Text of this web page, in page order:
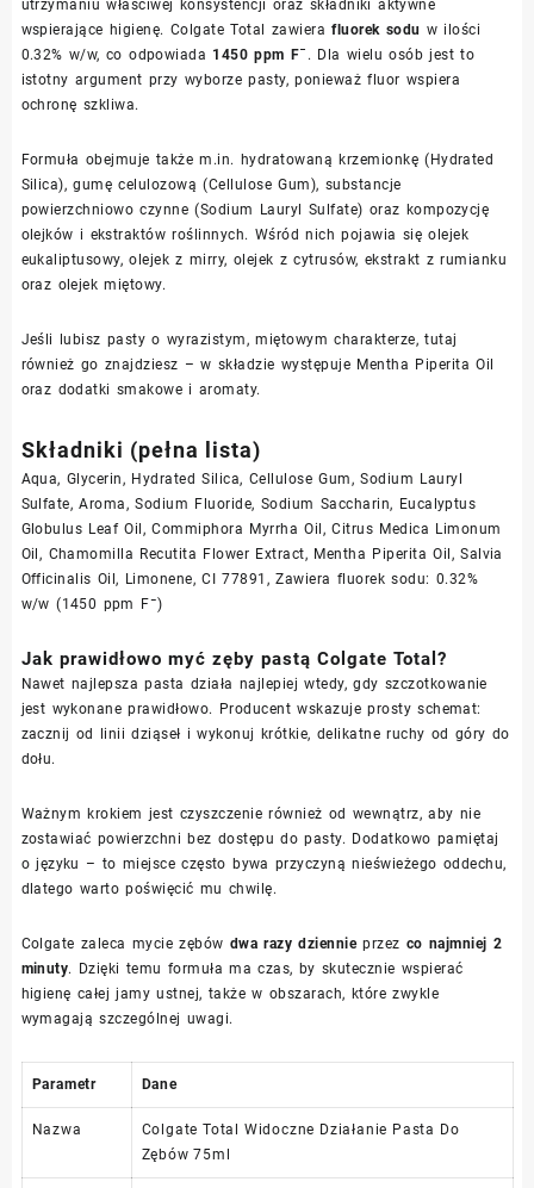
utrzymaniu właściwej konsystencji oraz składniki aktywne
wspierające higienę. Colgate Total zawierafluorek sodu w ilości
0.32% w/w, co odpowiada 1450 ppm F¯ . Dla wielu osób jest to
istotny argument przy wyborze pasty, ponieważ fluor wspiera
ochronę szkliwa.
Formuła obejmuje także m.in. hydratowaną krzemionkę (Hydrated
Silica), gumę celulozową (Cellulose Gum), substancje
powierzchniowo czynne (Sodium Lauryl Sulfate) oraz kompozycję
olejków i ekstraktów roślinnych. Wśród nich pojawia się olejek
eukaliptusowy, olejek z mirry, olejek z cytrusów, ekstrakt z rumianku
oraz olejek miętowy.
Jeśli lubisz pasty o wyrazistym, miętowym charakterze, tutaj
również go znajdziesz – w składzie występuje Mentha Piperita Oil
oraz dodatki smakowe i aromaty.
Składniki (pełna lista)
Aqua, Glycerin, Hydrated Silica, Cellulose Gum, Sodium Lauryl
Sulfate, Aroma, Sodium Fluoride, Sodium Saccharin, Eucalyptus
Globulus Leaf Oil, Commiphora Myrrha Oil, Citrus Medica Limonum
Oil, Chamomilla Recutita Flower Extract, Mentha Piperita Oil, Salvia
Officinalis Oil, Limonene, CI 77891, Zawiera fluorek sodu: 0.32%
w/w (1450 ppm F¯)
Jak prawidłowo myć zęby pastą Colgate Total?
Nawet najlepsza pasta działa najlepiej wtedy, gdy szczotkowanie
jest wykonane prawidłowo. Producent wskazuje prosty schemat:
zacznij od linii dziąseł i wykonuj krótkie, delikatne ruchy od góry do
dołu.
Ważnym krokiem jest czyszczenie również od wewnątrz, aby nie
zostawiać powierzchni bez dostępu do pasty. Dodatkowo pamiętaj
o języku – to miejsce często bywa przyczyną nieświeżego oddechu,
dlatego warto poświęcić mu chwilę.
Colgate zaleca mycie zębów dwa razy dziennieprzez co najmniej 2
minuty. Dzięki temu formuła ma czas, by skutecznie wspierać
higienę całej jamy ustnej, także w obszarach, które zwykle
wymagają szczególnej uwagi.
Parametr Dane
Nazwa
Colgate Total Widoczne Działanie Pasta Do
Zębów 75ml